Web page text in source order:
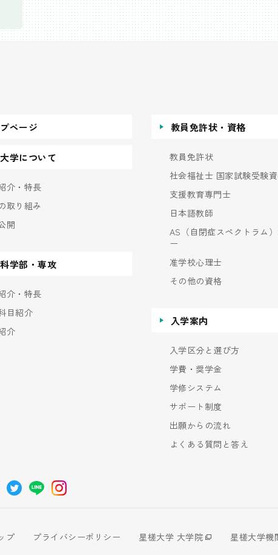
ページ
学について
介・特長
取り組み
開
学部・専攻
介・特長
目紹介
介
教員免許状・資格
教員免許状
社会福祉士 国家試験受験
支援教育専門士
日本語教師
AS（自閉症スペクトラム
ー
准学校心理士
その他の資格
入学案内
入学区分と選び方
学費・奨学金
学修システム
サポート制度
出願からの流れ
よくある質問と答え
プ プライバシーポリシー 星槎大学 大学院
星槎大学機